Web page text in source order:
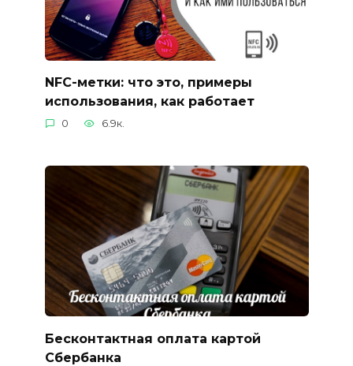
NFC-метки: что это, примеры
использования, как работает
0 6.9к.
Бесконтактная оплата картой
Сбербанка